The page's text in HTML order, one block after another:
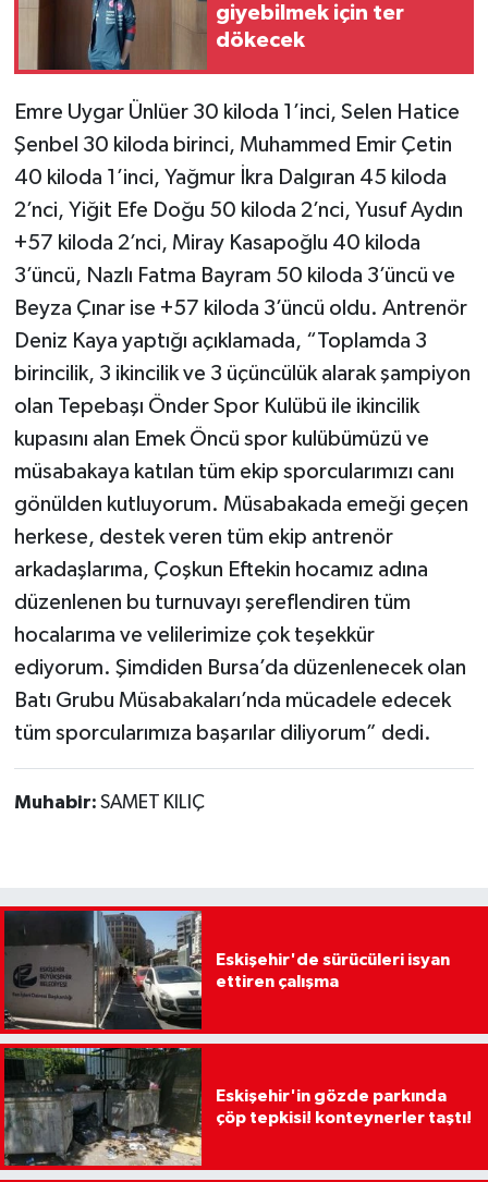
giyebilmek için ter
dökecek
Emre Uygar Ünlüer 30 kiloda 1’inci, Selen Hatice
Şenbel 30 kiloda birinci, Muhammed Emir Çetin
40 kiloda 1’inci, Yağmur İkra Dalgıran 45 kiloda
2’nci, Yiğit Efe Doğu 50 kiloda 2’nci, Yusuf Aydın
+57 kiloda 2’nci, Miray Kasapoğlu 40 kiloda
3’üncü, Nazlı Fatma Bayram 50 kiloda 3’üncü ve
Beyza Çınar ise +57 kiloda 3’üncü oldu. Antrenör
Deniz Kaya yaptığı açıklamada, “Toplamda 3
birincilik, 3 ikincilik ve 3 üçüncülük alarak şampiyon
olan Tepebaşı Önder Spor Kulübü ile ikincilik
kupasını alan Emek Öncü spor kulübümüzü ve
müsabakaya katılan tüm ekip sporcularımızı canı
gönülden kutluyorum. Müsabakada emeği geçen
herkese, destek veren tüm ekip antrenör
arkadaşlarıma, Çoşkun Eftekin hocamız adına
düzenlenen bu turnuvayı şereflendiren tüm
hocalarıma ve velilerimize çok teşekkür
ediyorum. Şimdiden Bursa’da düzenlenecek olan
Batı Grubu Müsabakaları’nda mücadele edecek
tüm sporcularımıza başarılar diliyorum” dedi.
Muhabir: SAMET KILIÇ
Eskişehir'de sürücüleri isyan
ettiren çalışma
Eskişehir'in gözde parkında
çöp tepkisi! konteynerler taştı!